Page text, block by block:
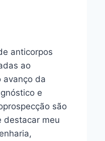
anticorpos
ao
avanço da
e
são
destacar meu